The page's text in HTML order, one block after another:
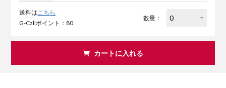
送料はこちら
G-Callポイント：80
数量：
カートに入れる